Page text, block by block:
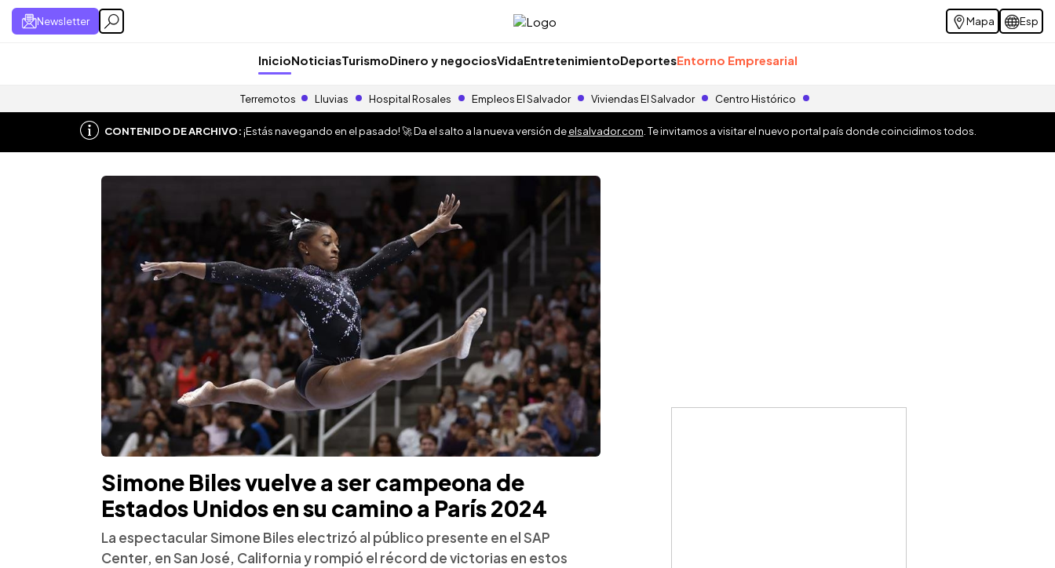
Newsletter Mapa Esp
InicioNoticiasTurismoDinero y negociosVidaEntretenimientoDeportesEntorno Empresarial
Terremotos Lluvias Hospital Rosales Empleos El Salvador Viviendas El Salvador Centro Histórico
CONTENIDO DE ARCHIVO:¡Estás navegando en el pasado! 🚀 Da el salto a la nueva versión deelsalvador.com . Te invitamos a visitar el nuevo portal país donde coincidimos todos.
Simone Biles vuelve a ser campeona de
Estados Unidos en su camino a París 2024
La espectacular Simone Biles electrizó al público presente en el SAP
Center, en San José, California y rompió el récord de victorias en estos